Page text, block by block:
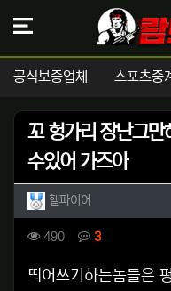
공식보증업체 스포츠중계
꼬 헝가리 장난그만
수있어 가즈아
작성자 정보
헬파이어
컨텐츠 정보
490조회 3댓글
본문
띄어쓰기하는놈들은